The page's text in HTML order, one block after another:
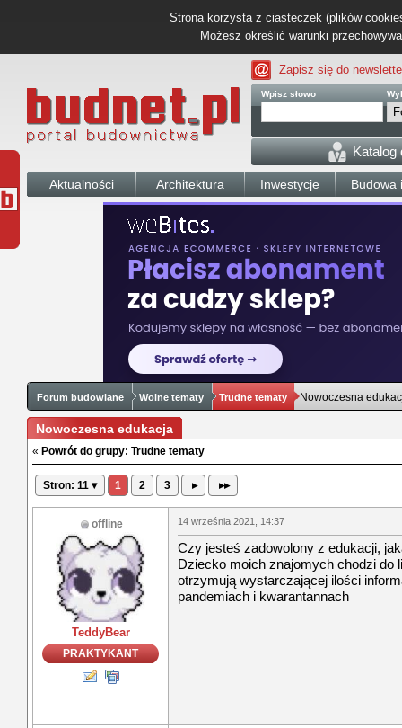
Strona korzysta z ciasteczek (plików
Możesz określić warunki
Zapisz się do
Wpisz słowo
Katalog
Aktualności Architektura Inwestycje Budowa
Forum budowlane Wolne tematy Trudne tematy Nowoczesna
Nowoczesna edukacja
« Powrót do grupy: Trudne tematy
Stron: 11 ▾ 1 2 3 ▸ ▸▸
offline
TeddyBear
PRAKTYKANT
14 września 2021, 14:37
Czy jesteś zadowolony z edukacji,
Dziecko moich znajomych chodzi do
otrzymują wystarczającej ilości
pandemiach i kwarantannach